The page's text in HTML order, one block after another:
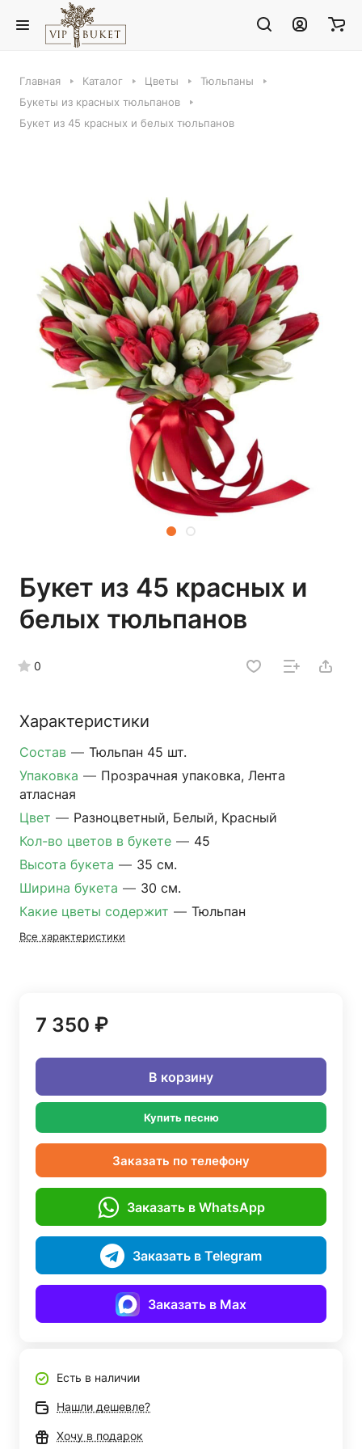
Главная Каталог Цветы
Тюльпаны
Букеты из красных тюльпанов
Букет из 45 красных и белых тюльпанов
Букет из 45 красных и
белых тюльпанов
0
Характеристики
Состав — Тюльпан 45 шт.
Упаковка — Прозрачная упаковка, Лента
атласная
Цвет — Разноцветный, Белый, Красный
Кол-во цветов в букете — 45
Высота букета — 35 см.
Ширина букета — 30 см.
Какие цветы содержит — Тюльпан
Все характеристики
7 350 ₽
В корзину
Купить песню
Заказать по телефону
Заказать в WhatsApp
Заказать в Telegram
Заказать в Max
Есть в наличии
Нашли дешевле?
Хочу в подарок